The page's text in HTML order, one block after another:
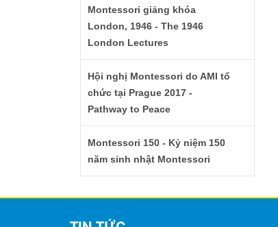
Montessori giảng khóa
London, 1946 - The 1946
London Lectures
Hội nghị Montessori do AMI tổ
chức tại Prague 2017 -
Pathway to Peace
Montessori 150 - Kỷ niệm 150
năm sinh nhật Montessori